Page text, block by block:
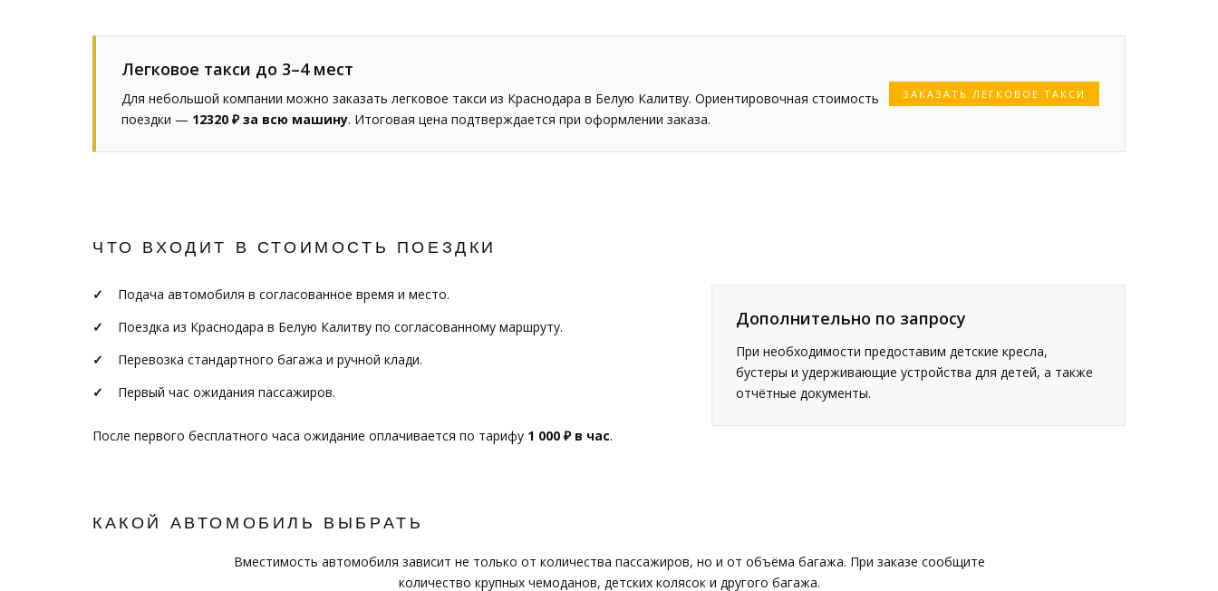
Легковое такси до 3–4 мест
Для небольшой компании можно заказать легковое такси из Краснодара в Белую Калитву. Ориентировочная стоимость
поездки — 12320 ₽ за всю машину. Итоговая цена подтверждается при оформлении заказа.
ЗАКАЗАТЬ ЛЕГКОВОЕ ТАКСИ
ЧТО ВХОДИТ В СТОИМОСТЬ ПОЕЗДКИ
Подача автомобиля в согласованное время и место.
Поездка из Краснодара в Белую Калитву по согласованному маршруту.
Перевозка стандартного багажа и ручной клади.
Первый час ожидания пассажиров.
После первого бесплатного часа ожидание оплачивается по тарифу 1 000 ₽ в час.
Дополнительно по запросу
При необходимости предоставим детские кресла,
бустеры и удерживающие устройства для детей, а также
отчётные документы.
КАКОЙ АВТОМОБИЛЬ ВЫБРАТЬ
Вместимость автомобиля зависит не только от количества пассажиров, но и от объёма багажа. При заказе сообщите
количество крупных чемоданов, детских колясок и другого багажа.